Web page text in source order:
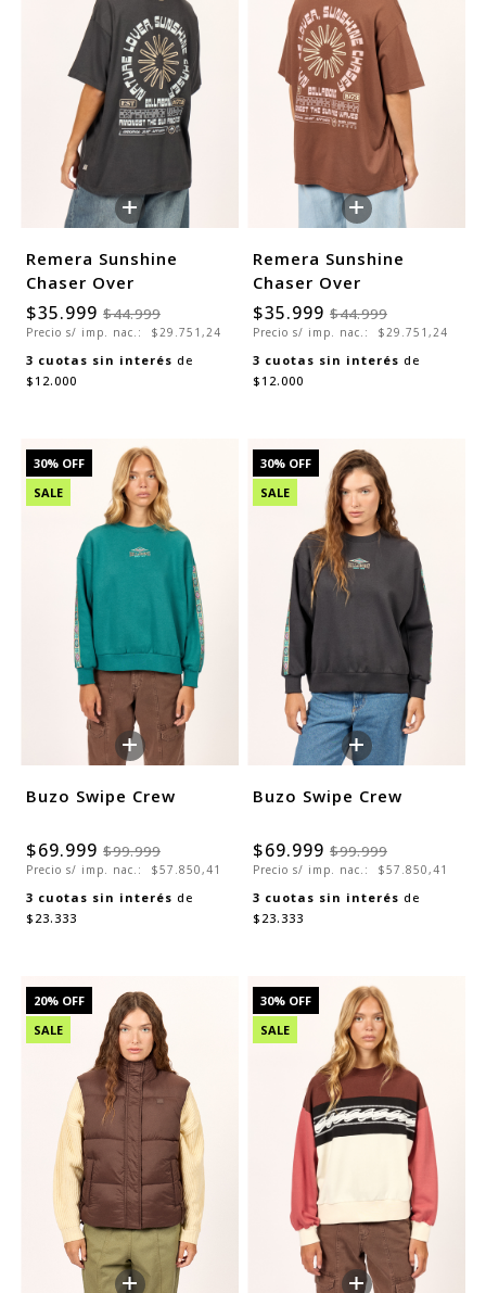
+
Remera Sunshine
Chaser Over
$35.999 $44.999
Precio s/ imp. nac.: $29.751,24
3 cuotas sin interés de
$12.000
+
Remera Sunshine
Chaser Over
$35.999 $44.999
Precio s/ imp. nac.: $29.751,24
3 cuotas sin interés de
$12.000
30% OFF
SALE
+
Buzo Swipe Crew
$69.999 $99.999
Precio s/ imp. nac.: $57.850,41
3 cuotas sin interés de
$23.333
30% OFF
SALE
+
Buzo Swipe Crew
$69.999 $99.999
Precio s/ imp. nac.: $57.850,41
3 cuotas sin interés de
$23.333
20% OFF
SALE
+
30% OFF
SALE
+